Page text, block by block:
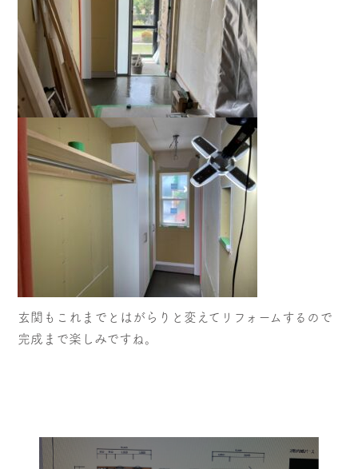
玄関もこれまでとはがらりと変えてリフォームするので
完成まで楽しみですね。